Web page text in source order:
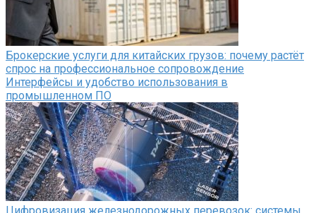
Брокерские услуги для китайских грузов: почему растёт
спрос на профессиональное сопровождение
Интерфейсы и удобство использования в
промышленном ПО
Цифровизация железнодорожных перевозок: системы